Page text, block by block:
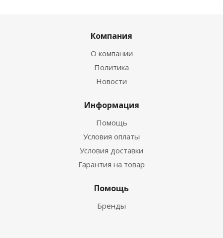
Компания
О компании
Политика
Новости
Информация
Помощь
Условия оплаты
Условия доставки
Гарантия на товар
Помощь
Бренды